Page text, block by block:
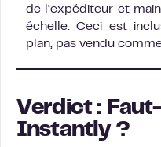
de l’expéditeur et
échelle. Ceci est
plan, pas vendu
Verdict :
Instantly ?